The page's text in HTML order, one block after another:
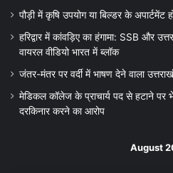
पौड़ी में कृषि उपयोग या बिल्डर के अपार्टमेंट
हरिद्वार में कांवड़िए का हंगामा: SSB और
वायरल वीडियो भारत में ब्लॉक
जंतर-मंतर पर वर्दी में भाषण देने वाला
मेडिकल कॉलेज के प्राचार्य पद से हटाने पर
दरकिनार करने का आरोप
August